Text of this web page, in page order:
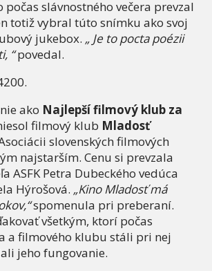
počas slávnostného večera prevzal
totiž vybral túto snímku ako svoj
jukebox. „ Je to pocta poézii
“povedal.
ako Najlepší filmový klub za
filmový klub Mladosť
slovenských filmových
najstarším. Cenu si prevzala
ASFK Petra Dubeckého vedúca
Hýrošová. „Kino Mladosť má
spomenula pri preberaní.
všetkým, ktorí počas
a filmového klubu stáli pri nej
jeho fungovanie.